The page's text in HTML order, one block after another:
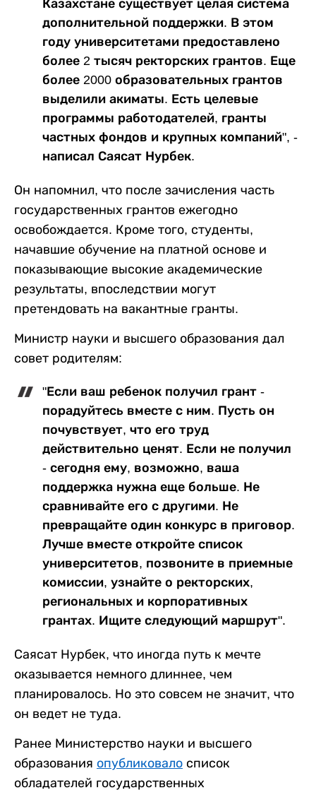
Казахстане существует целая система
дополнительной поддержки. В этом
году университетами предоставлено
более 2 тысяч ректорских грантов. Еще
более 2000 образовательных грантов
выделили акиматы. Есть целевые
программы работодателей, гранты
частных фондов и крупных компаний", -
написал Саясат Нурбек.
Он напомнил, что после зачисления часть
государственных грантов ежегодно
освобождается. Кроме того, студенты,
начавшие обучение на платной основе и
показывающие высокие академические
результаты, впоследствии могут
претендовать на вакантные гранты.
Министр науки и высшего образования дал
совет родителям:
"Если ваш ребенок получил грант -
порадуйтесь вместе с ним. Пусть он
почувствует, что его труд
действительно ценят. Если не получил
- сегодня ему, возможно, ваша
поддержка нужна еще больше. Не
сравнивайте его с другими. Не
превращайте один конкурс в приговор.
Лучше вместе откройте список
университетов, позвоните в приемные
комиссии, узнайте о ректорских,
региональных и корпоративных
грантах. Ищите следующий маршрут".
Саясат Нурбек, что иногда путь к мечте
оказывается немного длиннее, чем
планировалось. Но это совсем не значит, что
он ведет не туда.
Ранее Министерство науки и высшего
образования опубликовало список
обладателей государственных